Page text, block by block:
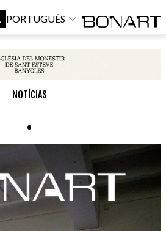
PORTUGUÊS
NOTÍCIAS
.